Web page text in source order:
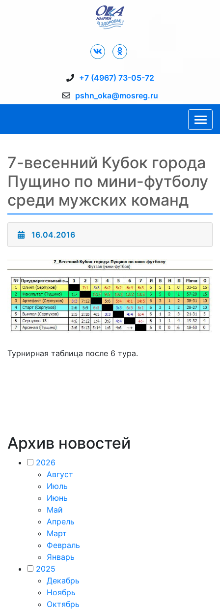
+7 (4967) 73-05-72
pshn_oka@mosreg.ru
7-весенний Кубок города
Пущино по мини-футболу
среди мужских команд
16.04.2016
Турнирная таблица после 6 тура.
Архив новостей
2026
Август
Июль
Июнь
Май
Апрель
Март
Февраль
Январь
2025
Декабрь
Ноябрь
Октябрь